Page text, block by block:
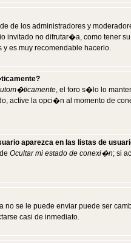
de los administradores y
invitado no difrutar�a, como tener
es muy recomendable hacerlo.
, el foro s�lo lo
active la opci�n al momento de
aparezca en las listas de
Ocultar mi estado de conexi�n; si
se le puede enviar puede ser
casi de inmediato.